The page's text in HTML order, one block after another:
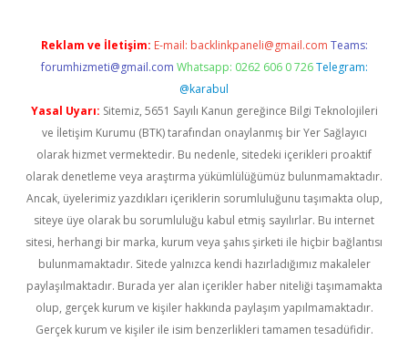
Reklam ve İletişim: E-mail: backlinkpaneli@gmail.com Teams:
forumhizmeti@gmail.com Whatsapp: 0262 606 0 726 Telegram:
@karabul
Yasal Uyarı: Sitemiz, 5651 Sayılı Kanun gereğince Bilgi Teknolojileri
ve İletişim Kurumu (BTK) tarafından onaylanmış bir Yer Sağlayıcı
olarak hizmet vermektedir. Bu nedenle, sitedeki içerikleri proaktif
olarak denetleme veya araştırma yükümlülüğümüz bulunmamaktadır.
Ancak, üyelerimiz yazdıkları içeriklerin sorumluluğunu taşımakta olup,
siteye üye olarak bu sorumluluğu kabul etmiş sayılırlar. Bu internet
sitesi, herhangi bir marka, kurum veya şahıs şirketi ile hiçbir bağlantısı
bulunmamaktadır. Sitede yalnızca kendi hazırladığımız makaleler
paylaşılmaktadır. Burada yer alan içerikler haber niteliği taşımamakta
olup, gerçek kurum ve kişiler hakkında paylaşım yapılmamaktadır.
Gerçek kurum ve kişiler ile isim benzerlikleri tamamen tesadüfidir.